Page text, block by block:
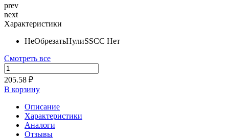
prev
next
Характеристики
НеОбрезатьНулиSSCC Нет
Смотреть все
205.58 ₽
В корзину
Описание
Характеристики
Аналоги
Отзывы